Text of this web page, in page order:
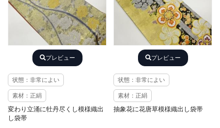
プレビュー
状態：非常によい
素材：正絹
変わり立涌に牡丹尽くし模様織出
し袋帯
プレビュー
状態：非常によい
素材：正絹
抽象花に花唐草模様織出し袋帯